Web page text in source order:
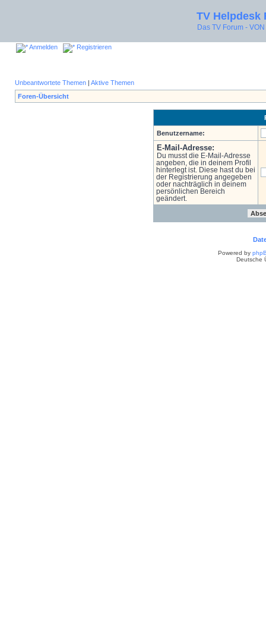
TV Helpdesk
Das TV Forum -
Anmelden Registrieren
Unbeantwortete Themen | Aktive Themen
Foren-Übersicht
Benutzername:
E-Mail-Adresse:
Du musst die E-Mail-Adresse
angeben, die in deinem Profil
hinterlegt ist. Diese hast du bei
der Registrierung angegeben
oder nachträglich in deinem
persönlichen Bereich
geändert.
Powered by
Deutsche